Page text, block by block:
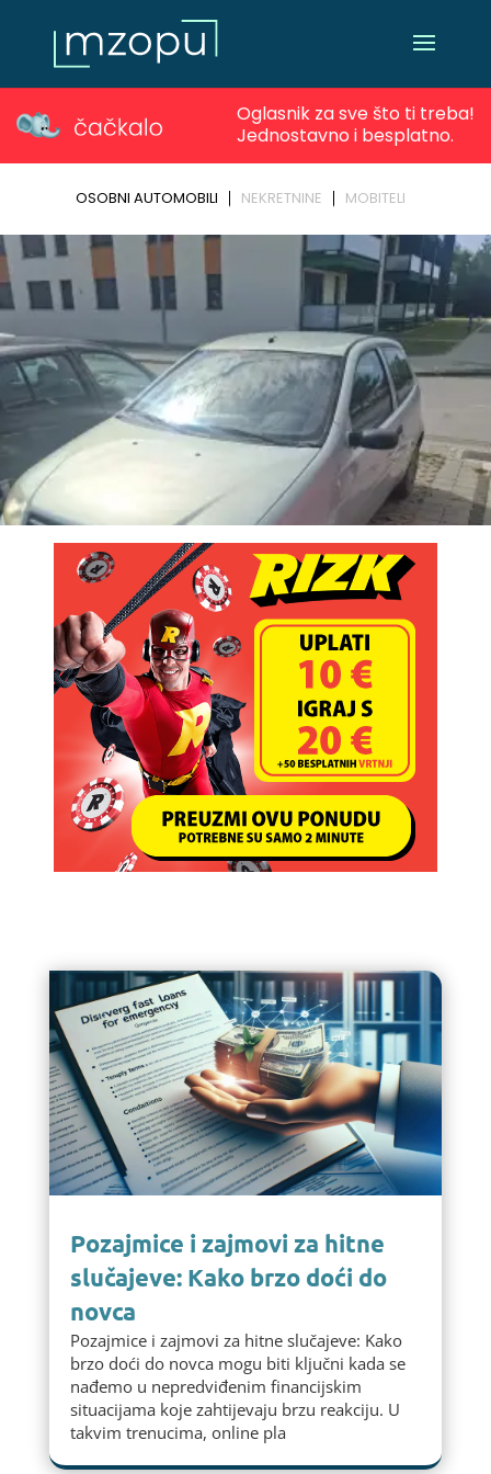
Pozajmice i zajmovi za hitne
slučajeve: Kako brzo doći do
novca
Pozajmice i zajmovi za hitne slučajeve: Kako
brzo doći do novca mogu biti ključni kada se
nađemo u nepredviđenim financijskim
situacijama koje zahtijevaju brzu reakciju. U
takvim trenucima, online pla